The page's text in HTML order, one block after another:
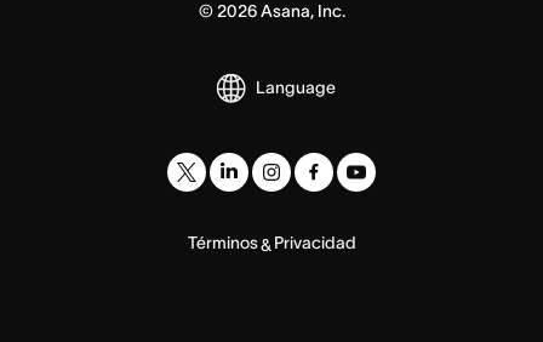
© 2026Asana, Inc.
Language
Términos& Privacidad